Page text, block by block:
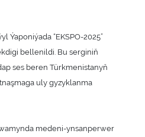
Ýaponiýada “EKSPO-2025”
bellenildi. Bu serginiň
ses beren Türkmenistanyň
uly gyzyklanma
medeni-ynsanperwer